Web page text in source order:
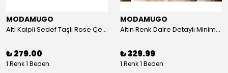
MODAMUGO
Altı Kalpli Sedef Taşlı Rose Çelik Kelepçe Bileklik
₺ 279.00
1 Renk 1 Beden
MODAMUGO
Altın Renk Daire Detaylı Minimal Y Çelik Kolye
₺ 329.99
1 Renk 1 Beden